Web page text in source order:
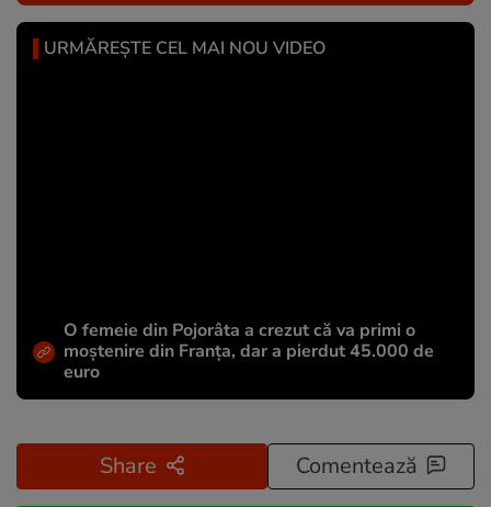
URMĂREȘTE CEL MAI NOU VIDEO
O femeie din Pojorâta a crezut că va primi o
moștenire din Franța, dar a pierdut 45.000 de
euro
Share Comentează